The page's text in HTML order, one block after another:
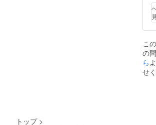
こ
の
ら
せ
トップ >